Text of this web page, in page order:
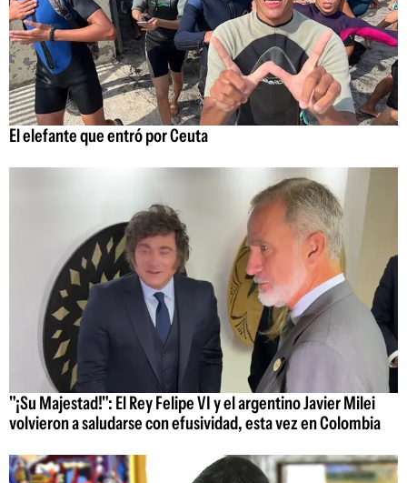
El elefante que entró por Ceuta
"¡Su Majestad!": El Rey Felipe VI y el argentino Javier Milei
volvieron a saludarse con efusividad, esta vez en Colombia